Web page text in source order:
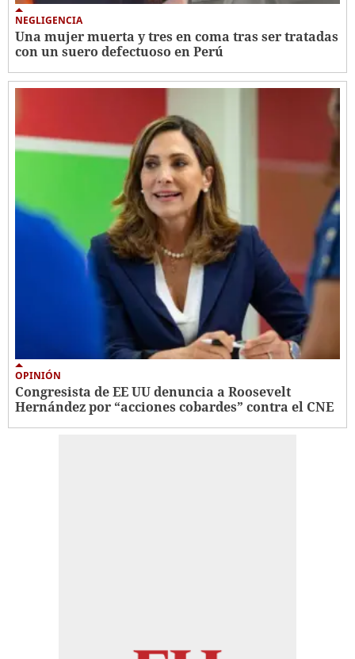
NEGLIGENCIA
Una mujer muerta y tres en coma tras ser tratadas
con un suero defectuoso en Perú
OPINIÓN
Congresista de EE UU denuncia a Roosevelt
Hernández por “acciones cobardes” contra el CNE